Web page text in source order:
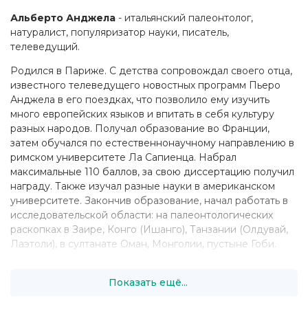
Альберто Анджела - итальянский палеонтолог,
натуралист, популяризатор науки, писатель,
телеведущий.
Родился в Париже. С детства сопровождал своего отца,
известного телеведущего новостных программ Пьеро
Анджела в его поездках, что позволило ему изучить
много европейских языков и впитать в себя культуру
разных народов. Получал образование во Франции,
затем обучался по естественнонаучному направлению в
римском университете Ла Сапиенца. Набрал
максимальные 110 баллов, за свою диссертацию получил
награду. Также изучал разные науки в американском
университете. Закончив образование, начал работать в
исследовательской области: на палеонтологических
раскопках в Заире, Конго (Ишанго), Танзании (Олдувай,
Лаэтоли), в султанате Оман, Монголии, пустыне Гоби.
интерактивным новациям в работе научных музеев, под
Показать ещё...